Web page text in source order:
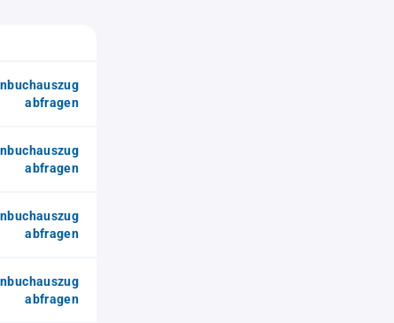
abfragen
abfragen
abfragen
abfragen